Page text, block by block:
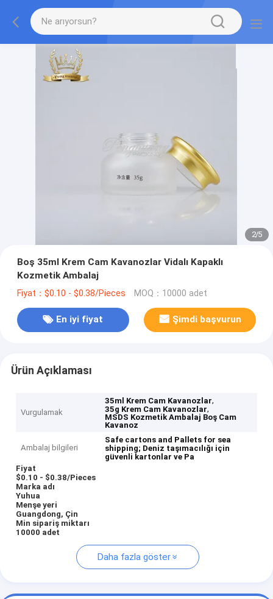
2/5
Boş 35ml Krem Cam Kavanozlar Vidalı Kapaklı
Kozmetik Ambalaj
Fiyat：$0.10 - $0.38/Pieces MOQ：10000 adet
En iyi fiyat Şimdi başvurun
Ürün Açıklaması
Vurgulamak
35ml Krem Cam Kavanozlar,
35g Krem Cam Kavanozlar,
MSDS Kozmetik Ambalaj Boş Cam
Kavanoz
Ambalaj bilgileri
Safe cartons and Pallets for sea
shipping; Deniz taşımacılığı için
güvenli kartonlar ve Pa
Fiyat
$0.10 - $0.38/Pieces
Marka adı
Yuhua
Menşe yeri
Guangdong, Çin
Min sipariş miktarı
10000 adet
Daha fazla göster